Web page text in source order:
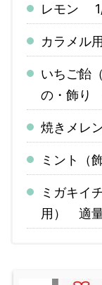
レモン
カラメル
いちご飴
の・飾り
焼きメレ
ミント（
ミガキイ
用） 適